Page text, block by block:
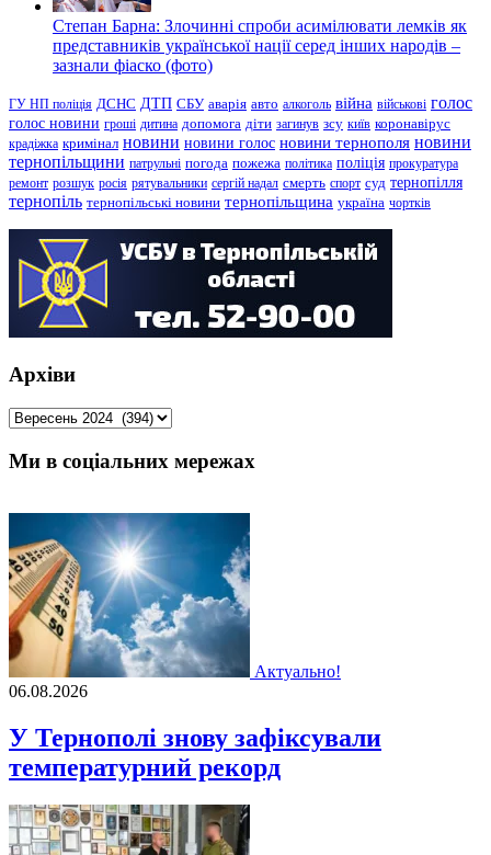
Степан Барна: Злочинні спроби асимілювати лемків як
представників української нації серед інших народів –
зазнали фіаско (фото)
ГУ НП поліція ДСНС ДТП СБУ аварія авто алкоголь війна військові голос
голос новини гроші дитина допомога діти загинув зсу київ коронавірус
крадіжка кримінал новини новини голос новини тернополя новини
тернопільщини патрульні погода пожежа політика поліція прокуратура
ремонт розшук росія рятувальники сергій надал смерть спорт суд тернопілля
тернопіль тернопільські новини тернопільщина україна чортків
Архіви
Архіви
Ми в соціальних мережах
Актуально!
06.08.2026
У Тернополі знову зафіксували
температурний рекорд